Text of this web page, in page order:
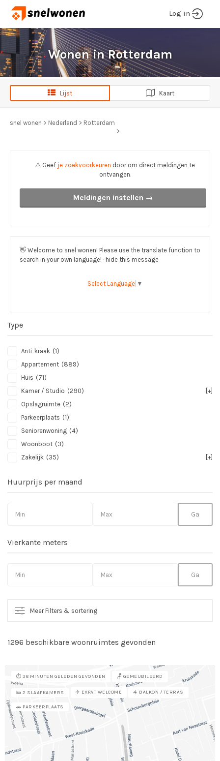
Log in
Lijst Kaart
Wonen in Rotterdam
snel wonen > Nederland > Rotterdam
>
⚠️ Geef je zoekvoorkeuren door om direct meldingen te
ontvangen.
Meldingen instellen →
👋 Welcome to snel wonen! Please use the translate function to
search in your own language! · hide this message
Select Language ▼
Type
Anti-kraak (1)
Appartement (889)
Huis (71)
Kamer / Studio (290)
[+]
Opslagruimte (2)
Parkeerplaats (1)
Seniorenwoning (4)
Woonboot (3)
Zakelijk (35) [+]
Huurprijs per maand
Vierkante meters
Meer Filters & sortering
1296 beschikbare woonruimtes gevonden
⏱️ 38 MINUTEN GELEDEN GEVONDEN 🪑 GEMEUBILEERD
🛌 2 SLAAPKAMERS ✈️ EXPAT WELCOME ☀️ BALKON / TERRAS
🚗 PARKEERPLAATS